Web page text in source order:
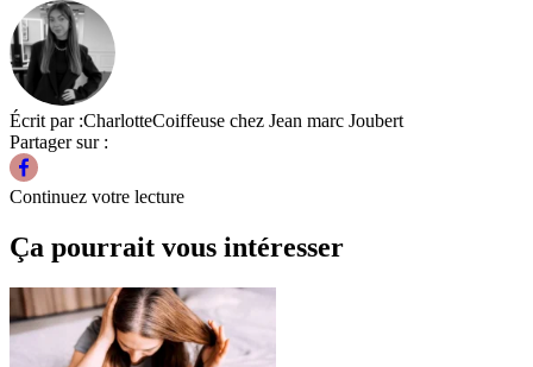
Écrit par :CharlotteCoiffeuse chez Jean marc Joubert
Partager sur :
Continuez votre lecture
Ça pourrait vous intéresser